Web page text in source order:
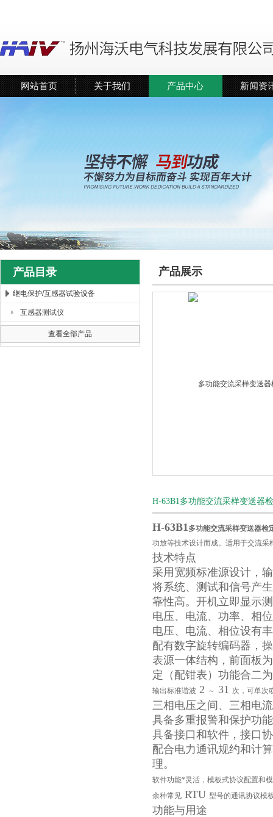
扬州海沃电气科技发展有限公司
网站首页 关于我们 产品中心 新闻资
产品目录
继电保护/互感器试验设备
互感器测试仪
查看全部产品
产品展示
H-63B1多功能交流采样变送器
H-63B1多功能交流采样变送器检
功放等技术设计而成。适用于交流
技术特点
采用宽频标准源设计，
将系统、测试和信号产
靠性高。开机立即显示
电压、电流、功率、相
电压、电流、相位设有
配有数字旋转编码器，
表源一体结构，前面板
定（配钳表）功能合二
输出标准谐波 2 ～ 31 次，可单次
三相电压之间、三相电
具备多重报警和保护功
具备接口和软件，接口
配合电力通讯规约和计
理。
软件功能*灵活，模板式协议配置和
余种常见 RTU 型号的通讯协议模
功能与用途